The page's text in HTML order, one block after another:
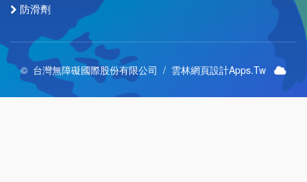
防滑劑
© 台灣無障礙國際股份有限公司 / 雲林網頁設計Apps.Tw